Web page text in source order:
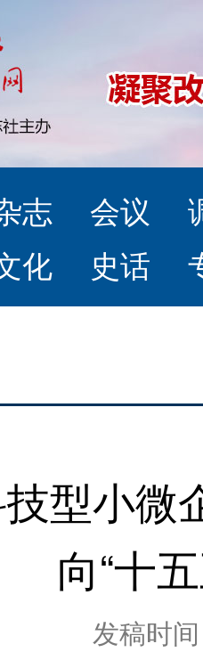
志 会议
化
史话
型小微
向“十
发稿时